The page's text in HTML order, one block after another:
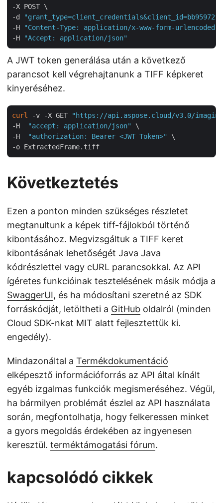
-X POST \
-d
"grant_type=client_credentials&client_id=bb959721-
-H
"Content-Type: application/x-www-form-urlencoded"
-H
"Accept: application/json"
A JWT token generálása után a következő
parancsot kell végrehajtanunk a TIFF képkeret
kinyeréséhez.
curl -v -X GET
"https://api.aspose.cloud/v3.0/imaging/
-H
"accept: application/json"
\
-H
"authorization: Bearer <JWT Token>"
\
Következtetés
Ezen a ponton minden szükséges részletet
megtanultunk a képek tiff-fájlokból történő
kibontásához. Megvizsgáltuk a TIFF keret
kibontásának lehetőségét Java Java
kódrészlettel vagy cURL parancsokkal. Az API
ígéretes funkcióinak tesztelésének másik módja a
SwaggerUI, és ha módosítani szeretné az SDK
forráskódját, letöltheti a GitHub oldalról (minden
Cloud SDK-nkat MIT alatt fejlesztettük ki.
engedély).
Mindazonáltal a Termékdokumentáció
elképesztő információforrás az API által kínált
egyéb izgalmas funkciók megismeréséhez. Végül,
ha bármilyen problémát észlel az API használata
során, megfontolhatja, hogy felkeressen minket
a gyors megoldás érdekében az ingyenesen
keresztül. terméktámogatási fórum.
kapcsolódó cikkek